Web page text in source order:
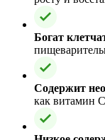
Богат
Содержит
как витамин